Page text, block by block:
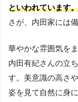
といわれています。
さが、内田家には
華やかな雰囲気を
内田有紀さんの立
す。美意識の高さ
姿を見て自然に身